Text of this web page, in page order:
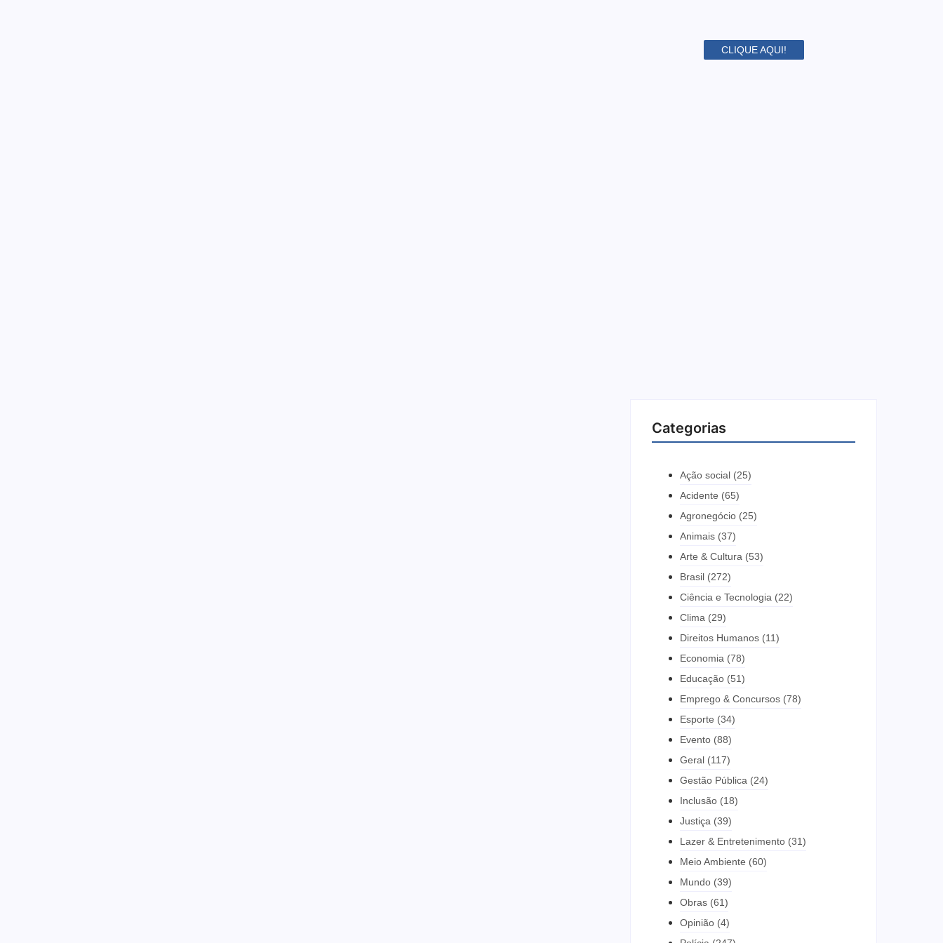
CLIQUE AQUI!
Categorias
Ação social (25)
Acidente (65)
Agronegócio (25)
Animais (37)
Arte & Cultura (53)
Brasil (272)
Ciência e Tecnologia (22)
Clima (29)
Direitos Humanos (11)
Economia (78)
Educação (51)
Emprego & Concursos (78)
Esporte (34)
Evento (88)
Geral (117)
Gestão Pública (24)
Inclusão (18)
Justiça (39)
Lazer & Entretenimento (31)
Meio Ambiente (60)
Mundo (39)
Obras (61)
Opinião (4)